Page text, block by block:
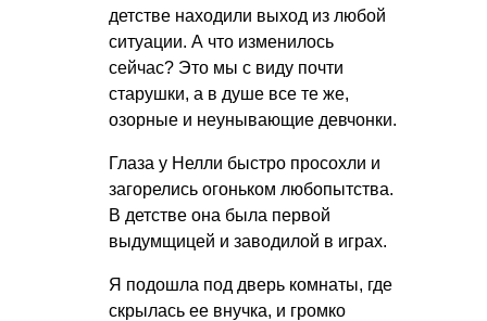
детстве находили выход из любой
ситуации. А что изменилось
сейчас? Это мы с виду почти
старушки, а в душе все те же,
озорные и неунывающие девчонки.
Глаза у Нелли быстро просохли и
загорелись огоньком любопытства.
В детстве она была первой
выдумщицей и заводилой в играх.
Я подошла под дверь комнаты, где
скрылась ее внучка, и громко